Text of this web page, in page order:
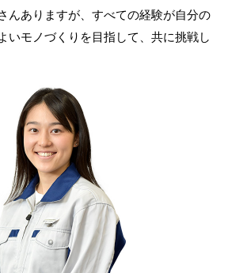
んありますが、すべての経験が自分の
いモノづくりを目指して、共に挑戦し